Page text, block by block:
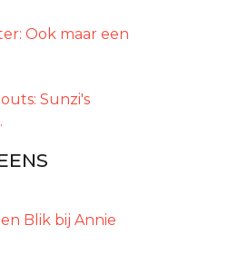
Ook maar een
Sunzi's
Blik bij Annie